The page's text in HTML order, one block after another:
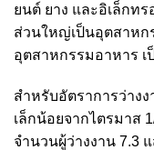
ยนต์ ยาง และอิเล็กท
ส่วนใหญ่เป็นอุตสาหก
อุตสาหกรรมอาหาร เ
สำหรับอัตราการว่าง
เล็กน้อยจากไตรมาส
จำนวนผู้ว่างงาน 7.3